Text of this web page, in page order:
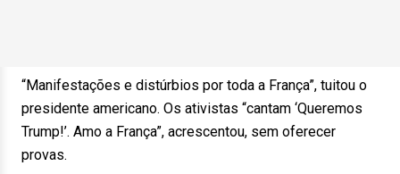
“Manifestações e distúrbios por toda a França”, tuitou o
presidente americano. Os ativistas “cantam ‘Queremos
Trump!’. Amo a França”, acrescentou, sem oferecer
provas.